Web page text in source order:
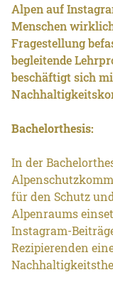
Alpen auf
Menschen
Fragestellung
begleitende
beschäftigt sich
Bachelorthesis:
In der
für den Schutz
Alpenraums
Instagram-
Rezipierenden